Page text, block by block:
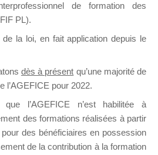
Groupe Public
il y a un mois
de formation des
PL).
de la loi, en fait application depuis le
dès à présent qu’une majorité de
l’AGEFICE pour 2022.
l’AGEFICE n’est habilitée à
des formations réalisées à partir
des bénéficiaires en possession
de la contribution à la formation